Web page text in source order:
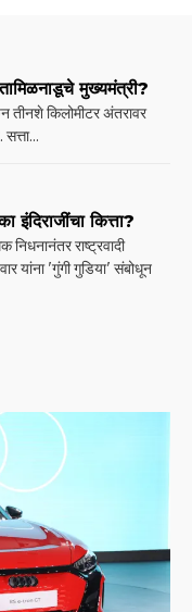
मुख्यमंत्री?
तीनशे किलोमीटर अंतरावर
इंदिराजींचा कित्ता?
निधनानंतर राष्ट्रवादी
यांना 'गुंगी गुडिया' संबोधून